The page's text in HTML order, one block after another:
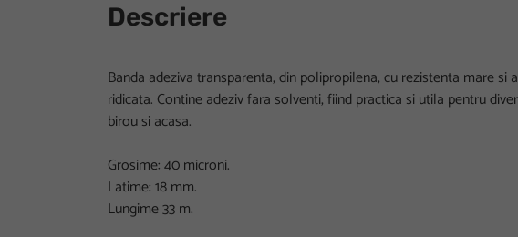
Descriere
Banda adeziva transparenta, din polipropilena, cu rezistenta mare si
ridicata. Contine adeziv fara solventi, fiind practica si utila pentru
birou si acasa.
Grosime: 40 microni.
Latime: 18 mm.
Lungime 33 m.